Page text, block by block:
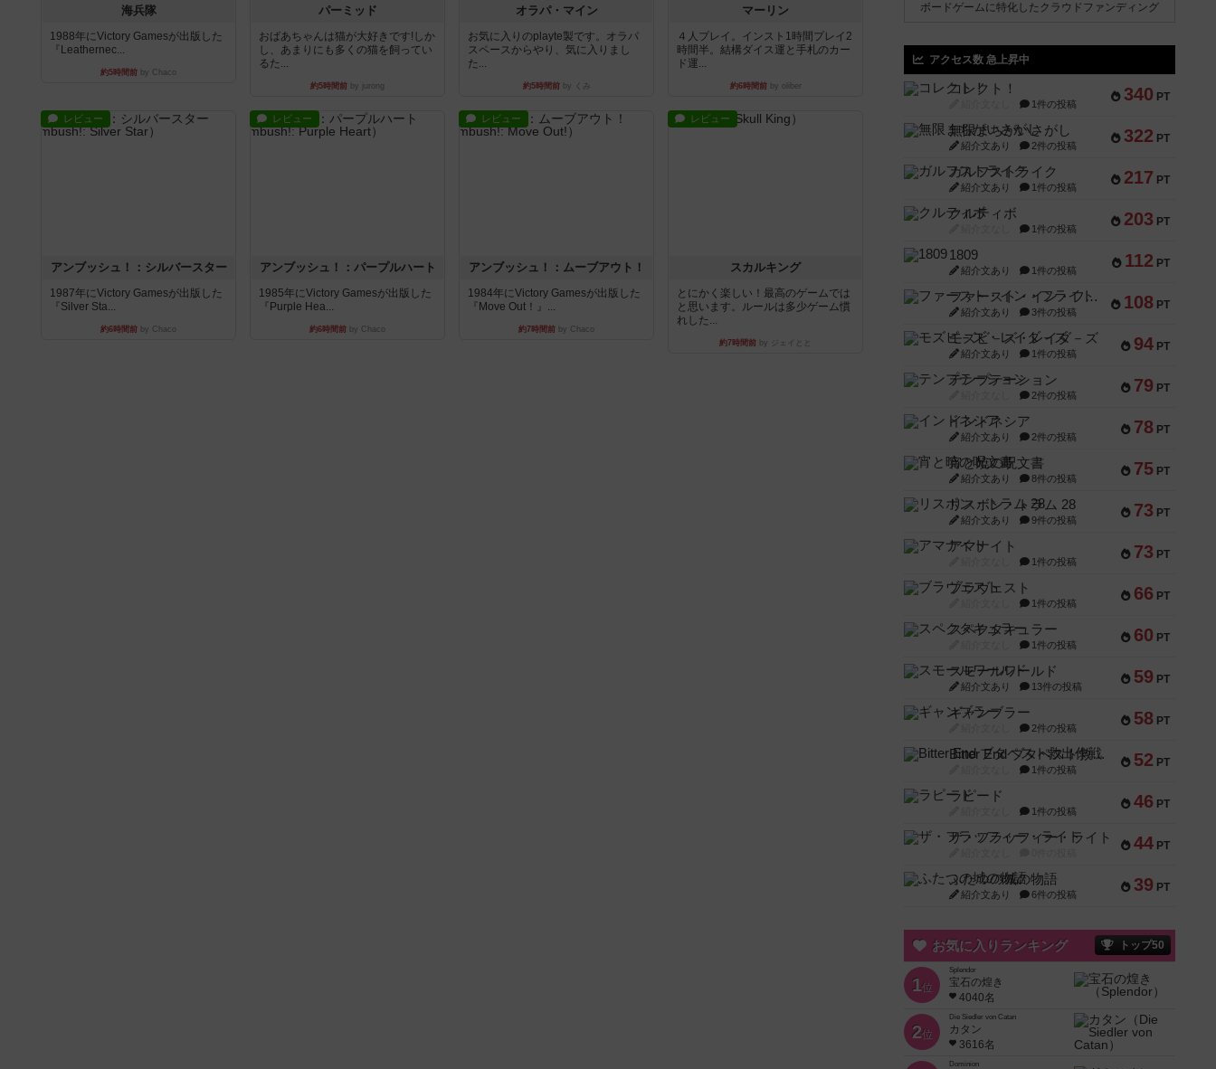
海兵隊
1988年にVictory Gamesが出版した
『Leathernec...
約5時間前 by Chaco
パーミッド
おばあちゃんは猫が大好きです!しか
し、あまりにも多くの猫を飼ってい
るた...
約5時間前 by jurong
オラパ・マイン
お気に入りのplayte製です。オラパ
スペースからやり、気に入りまし
た...
約5時間前by くみ
マーリン
４人プレイ。インスト1時間プレイ2
時間半。結構ダイス運と手札のカー
ド運...
約6時間前by oliber
レビュー
アンブッシュ！：シルバースター
1987年にVictory Gamesが出版した
『Silver Sta...
約6時間前 by Chaco
レビュー
アンブッシュ！：パープルハート
1985年にVictory Gamesが出版した
『Purple Hea...
約6時間前 by Chaco
レビュー
アンブッシュ！：ムーブアウト！
1984年にVictory Gamesが出版した
『Move Out！』...
約7時間前 by Chaco
レビュー
スカルキング
とにかく楽しい！最高のゲームでは
と思います。ルールは多少ゲーム慣
れした...
約7時間前 by ジェイとと
ボードゲームに特化したクラウドファンディング
アクセス数 急上昇中
340 PT
コレクト！
1件の投稿
322 PT
無限まちがいさがし
紹介文あり 2件の投稿
217 PT
ガルフストライク
紹介文あり 1件の投稿
203 PT
クルティボ
1件の投稿
112 PT
1809
紹介文あり 1件の投稿
108 PT
ファースト・イン・フライト
紹介文あり 3件の投稿
94 PT
モズビ－ズ・レイダ－ズ
紹介文あり 1件の投稿
79 PT
テンプテーション
2件の投稿
78 PT
インドネシア
紹介文あり 2件の投稿
75 PT
宵と暁の呪文書
紹介文あり 8件の投稿
73 PT
リスボン・トラム 28
紹介文あり 9件の投稿
73 PT
アマナイト
1件の投稿
66 PT
ブラヴェスト
1件の投稿
60 PT
スペクタキュラー
1件の投稿
59 PT
スモールワールド
紹介文あり 13件の投稿
58 PT
ギャンブラー
2件の投稿
52 PT
Bitter End ブタペスト救出作戦
1件の投稿
46 PT
ラピード
1件の投稿
44 PT
ザ・フラッフィー・ライト
39 PT
ふたつの城の物語
紹介文あり 6件の投稿
お気に入りランキング トップ50
1位
Splendor
宝石の煌き
4040名
2位
Die Siedler von Catan
カタン
3616名
Dominion